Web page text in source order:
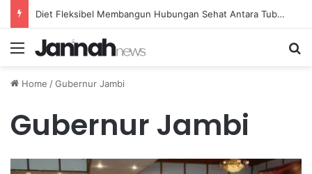
Diet Fleksibel Membangun Hubungan Sehat Antara Tubuh dan Makanan Sehari-hari
Menu
Home /Gubernur Jambi
Gubernur Jambi